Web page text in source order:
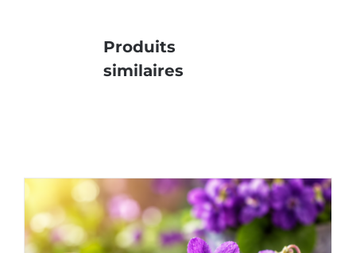
Produits
similaires